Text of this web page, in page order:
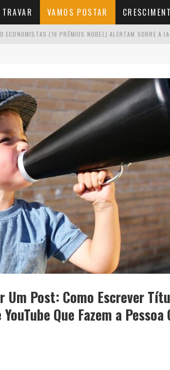
VAMOS POSTAR
(16 PRÊMIOS NOBEL) ALERTAM SOBRE A
SE VOCÊ ODEIA APARECER
NO INÍCIO SEM VER RESULTADOS RÁPIDOS
Um Post: Como Escrever
Que Fazem a Pessoa